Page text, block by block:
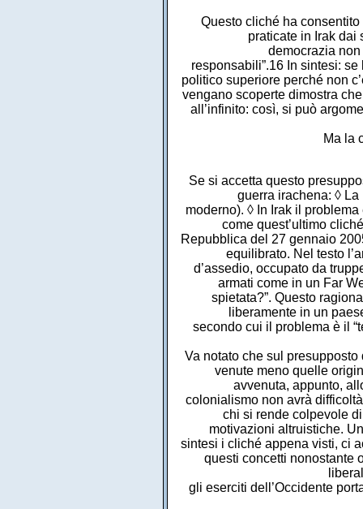
Questo cliché ha
praticate in Irak dai
democrazia
responsabili”.16 In sintesi:
politico superiore perché non
vengano scoperte dimostra
all’infinito: così, si può
Ma la
Se si accetta questo
guerra irachena: ◊
moderno). ◊ In Irak il
come quest’ultimo
Repubblica del 27 gennaio
equilibrato. Nel testo
d’assedio, occupato da
armati come in un Far
spietata?”. Questo
liberamente in un
secondo cui il problema è il
Va notato che sul presupposto
venute meno quelle
avvenuta, appunto,
colonialismo non avrà
chi si rende colpevole
motivazioni altruistiche.
sintesi i cliché appena visti, ci
questi concetti nonostante
gli eserciti dell’Occidente